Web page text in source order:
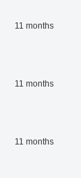
11 months
11 months
11 months